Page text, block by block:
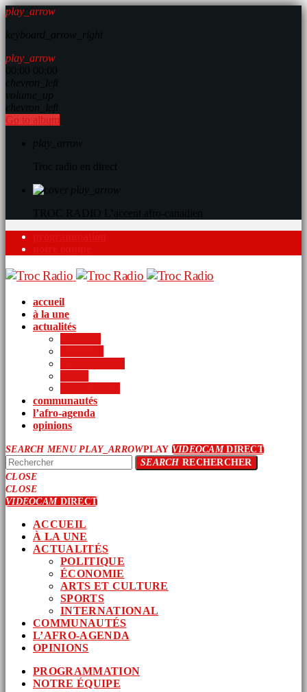
play_arrow
play_arrow
Go to album
accueil
à la une
actualités
communautés
l’afro-agenda
opinions
SEARCH MENU PLAY_ARROWPLAY VIDEOCAMDIRECT
SEARCHRECHERCHER
CLOSE
CLOSE
VIDEOCAMDIRECT
ACCUEIL
À LA UNE
ACTUALITÉS
POLITIQUE
ÉCONOMIE
ARTS ET CULTURE
SPORTS
INTERNATIONAL
COMMUNAUTÉS
L’AFRO-AGENDA
OPINIONS
PROGRAMMATION
NOTRE ÉQUIPE